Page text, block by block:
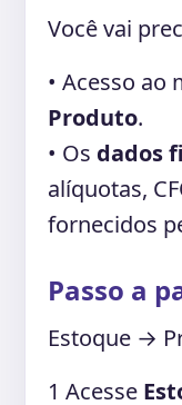
Você vai
• Acesso ao
Produto.
• Os dados
alíquotas,
fornecidos
Passo a
Estoque →
1 Acesse